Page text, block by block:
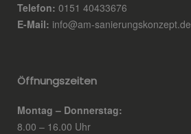
Telefon: 0151 40433676
E-Mail: info@am-sanierungskonzept.de
Öffnungszeiten
Montag – Donnerstag:
8.00 – 16.00 Uhr